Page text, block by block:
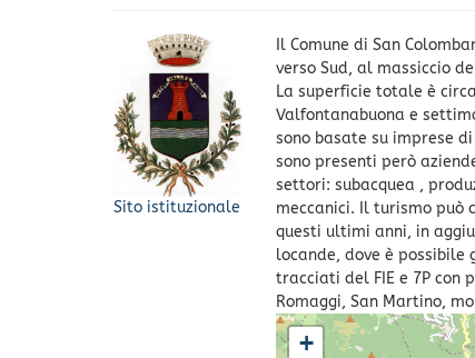
Sito istituzionale
Il Comune di San
verso Sud, al massiccio
La superficie totale è
Valfontanabuona e
sono basate su imprese
sono presenti però
settori: subacquea ,
meccanici. Il turismo può
questi ultimi anni, in
locande, dove è
tracciati del FIE e 7P con
Romaggi, San Martino,
+